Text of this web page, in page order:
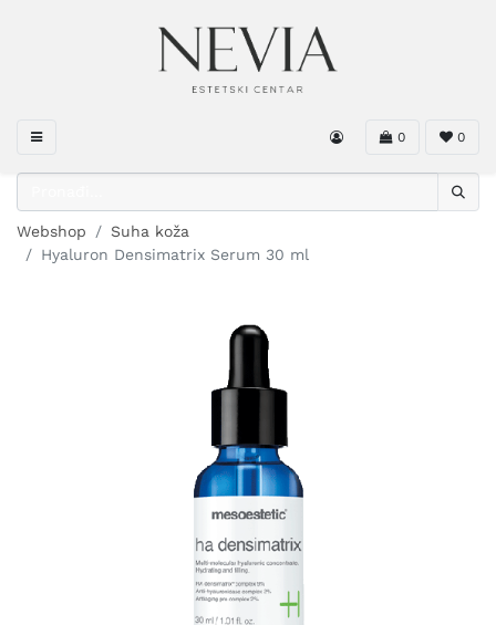
0 0
Webshop
Suha koža
Hyaluron Densimatrix Serum 30 ml